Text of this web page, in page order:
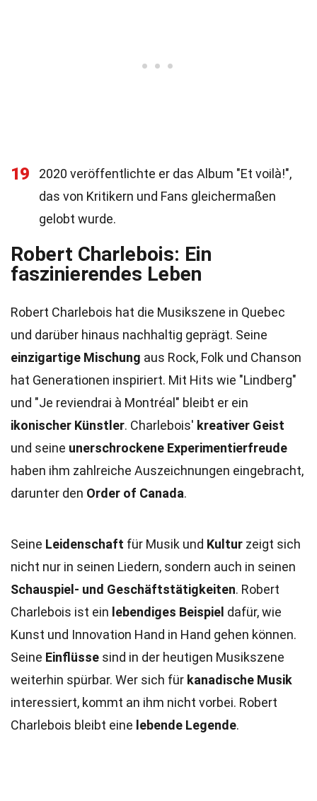
19
2020 veröffentlichte er das Album "Et voilà!",
das von Kritikern und Fans gleichermaßen
gelobt wurde.
Robert Charlebois: Ein
faszinierendes Leben
Robert Charlebois hat die Musikszene in Quebec
und darüber hinaus nachhaltig geprägt. Seine
einzigartige Mischung aus Rock, Folk und Chanson
hat Generationen inspiriert. Mit Hits wie "Lindberg"
und "Je reviendrai à Montréal" bleibt er ein
ikonischer Künstler. Charlebois' kreativer Geist
und seine unerschrockene Experimentierfreude
haben ihm zahlreiche Auszeichnungen eingebracht,
darunter den Order of Canada.
Seine Leidenschaft für Musik und Kultur zeigt sich
nicht nur in seinen Liedern, sondern auch in seinen
Schauspiel- und Geschäftstätigkeiten. Robert
Charlebois ist ein lebendiges Beispiel dafür, wie
Kunst und Innovation Hand in Hand gehen können.
Seine Einflüsse sind in der heutigen Musikszene
weiterhin spürbar. Wer sich für kanadische Musik
interessiert, kommt an ihm nicht vorbei. Robert
Charlebois bleibt eine lebende Legende.